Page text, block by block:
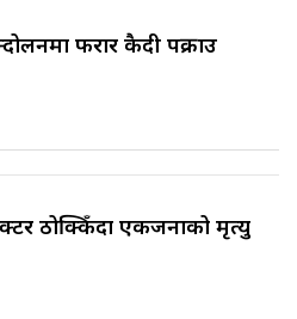
फरार कैदी पक्राउ
ठोक्किँदा एकजनाको मृत्यु